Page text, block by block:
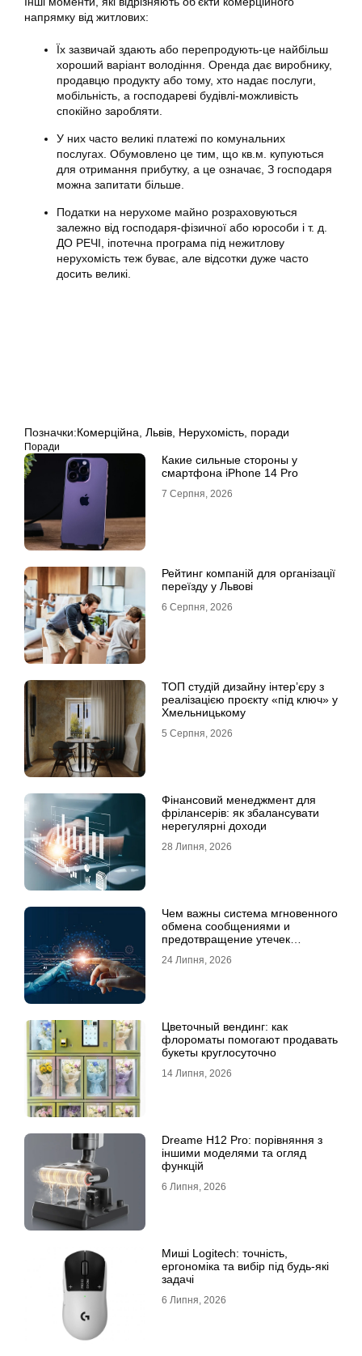
напрямку від житлових:
Їх зазвичай здають або перепродують-це найбільш
хороший варіант володіння. Оренда дає виробнику,
продавцю продукту або тому, хто надає послуги,
мобільність, а господареві будівлі-можливість
спокійно заробляти.
У них часто великі платежі по комунальних
послугах. Обумовлено це тим, що кв.м. купуються
для отримання прибутку, а це означає, З господаря
можна запитати більше.
Податки на нерухоме майно розраховуються
залежно від господаря-фізичної або юрособи і т. д.
ДО РЕЧІ, іпотечна програма під нежитлову
нерухомість теж буває, але відсотки дуже часто
досить великі.
Позначки:Комерційна Львів Нерухомість поради
Поради
Какие сильные стороны у
смартфона iPhone 14 Pro
7 Серпня, 2026
Рейтинг компаній для організації
переїзду у Львові
6 Серпня, 2026
ТОП студій дизайну інтер’єру з
реалізацією проєкту «під ключ» у
Хмельницькому
5 Серпня, 2026
Фінансовий менеджмент для
фрілансерів: як збалансувати
нерегулярні доходи
28 Липня, 2026
Чем важны система мгновенного
обмена сообщениями и
предотвращение утечек
24 Липня, 2026
Цветочный вендинг: как
флороматы помогают продавать
букеты круглосуточно
14 Липня, 2026
Dreame H12 Pro: порівняння з
іншими моделями та огляд
функцій
6 Липня, 2026
Миші Logitech: точність,
ергономіка та вибір під будь-які
задачі
6 Липня, 2026